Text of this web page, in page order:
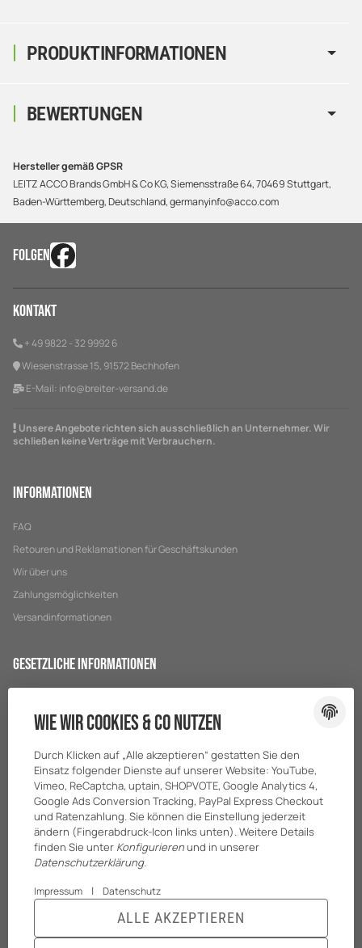
PRODUKTINFORMATIONEN
BEWERTUNGEN
Hersteller gemäß GPSR
LEITZ ACCO Brands GmbH & Co KG, Siemensstraße 64, 70469 Stuttgart,
Baden-Württemberg, Deutschland, germanyinfo@acco.com
FOLGEN
Kontakt
+ 49 9822 - 32 9992 6
Wiesenstrasse 15, 91572 Bechhofen
E-Mail: info@breiter-versand.de
Unsere Angebote richten sich ausschließlich an Unternehmer. Wir
schließen keine Verträge mit Verbrauchern.
Informationen
FAQ
Retouren und Reklamationen für Geschäftskunden
Wir über uns
Zahlungsmöglichkeiten
Versandinformationen
Gesetzliche Informationen
Impressum
Batteriegesetzhinweise
Wie wir Cookies & Co nutzen
Durch Klicken auf „Alle akzeptieren“ gestatten Sie den
Einsatz folgender Dienste auf unserer Website: YouTube,
Vimeo, ReCaptcha, uptain, SHOPVOTE, Google Analytics 4,
Google Ads Conversion Tracking, PayPal Express Checkout
und Ratenzahlung. Sie können die Einstellung jederzeit
ändern (Fingerabdruck-Icon links unten). Weitere Details
finden Sie unter Konfigurierenund in unserer
Datenschutzerklärung.
Impressum | Datenschutz
ALLE AKZEPTIEREN